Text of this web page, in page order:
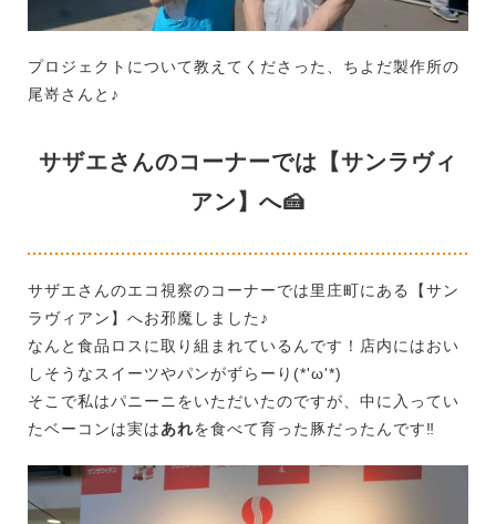
プロジェクトについて教えてくださった、ちよだ製作所の
尾嵜さんと♪
サザエさんのコーナーでは【サンラヴィ
アン】へ🍰
サザエさんのエコ視察のコーナーでは里庄町にある【サン
ラヴィアン】へお邪魔しました♪
なんと食品ロスに取り組まれているんです！店内にはおい
しそうなスイーツやパンがずらーり(*'ω'*)
そこで私はパニーニをいただいたのですが、中に入ってい
たベーコンは実はあれを食べて育った豚だったんです‼